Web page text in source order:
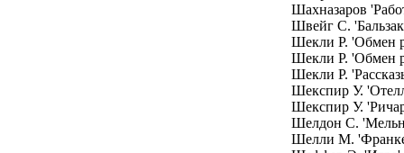
Шахназаров
Швейг С.
Шекли Р. 'Обмен
Шекли Р. 'Обмен
Шекли Р.
Шекспир У.
Шекспир У.
Шелдон С.
Шелли М.